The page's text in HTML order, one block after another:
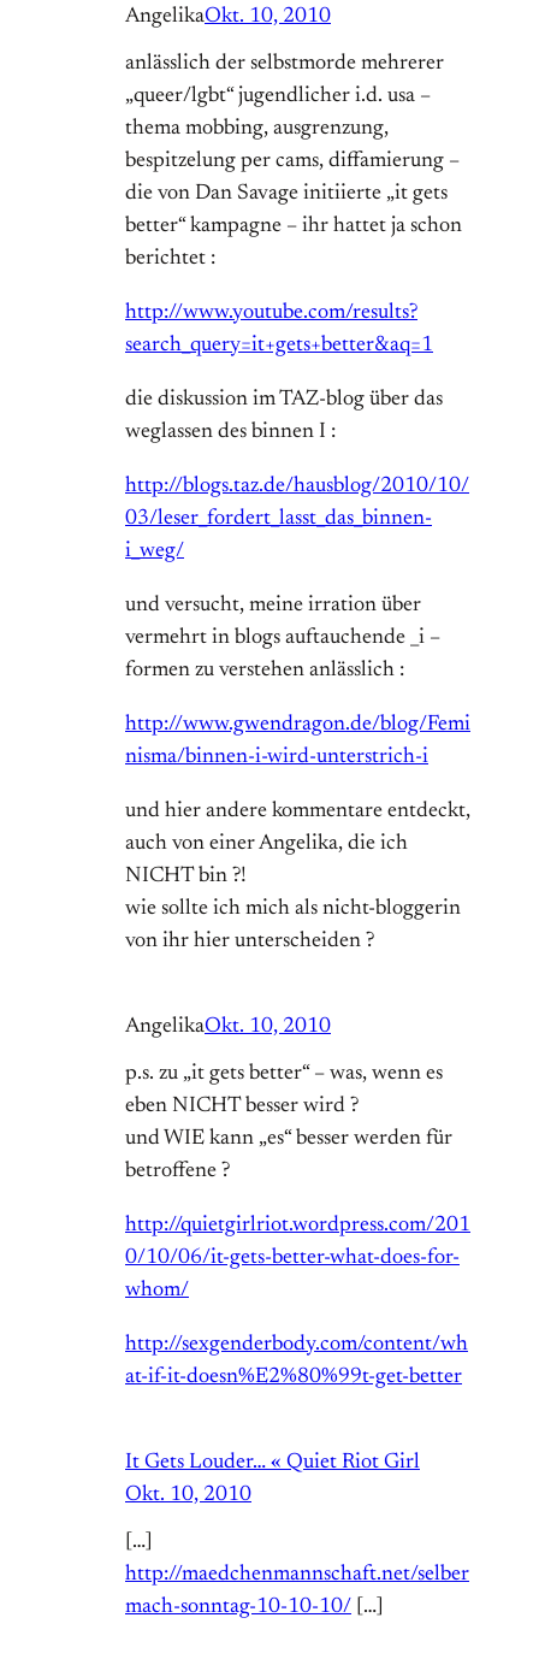
AngelikaOkt. 10, 2010
anlässlich der selbstmorde mehrerer
„queer/lgbt“ jugendlicher i.d. usa –
thema mobbing, ausgrenzung,
bespitzelung per cams, diffamierung –
die von Dan Savage initiierte „it gets
better“ kampagne – ihr hattet ja schon
berichtet :
http://www.youtube.com/results?
search_query=it+gets+better&aq=1
die diskussion im TAZ-blog über das
weglassen des binnen I :
http://blogs.taz.de/hausblog/2010/10/
03/leser_fordert_lasst_das_binnen-
i_weg/
und versucht, meine irration über
vermehrt in blogs auftauchende _i –
formen zu verstehen anlässlich :
http://www.gwendragon.de/blog/Femi
nisma/binnen-i-wird-unterstrich-i
und hier andere kommentare entdeckt,
auch von einer Angelika, die ich
NICHT bin ?!
wie sollte ich mich als nicht-bloggerin
von ihr hier unterscheiden ?
AngelikaOkt. 10, 2010
p.s. zu „it gets better“ – was, wenn es
eben NICHT besser wird ?
und WIE kann „es“ besser werden für
betroffene ?
http://quietgirlriot.wordpress.com/201
0/10/06/it-gets-better-what-does-for-
whom/
http://sexgenderbody.com/content/wh
at-if-it-doesn%E2%80%99t-get-better
It Gets Louder… « Quiet Riot Girl
Okt. 10, 2010
[…]
http://maedchenmannschaft.net/selber
mach-sonntag-10-10-10/ […]